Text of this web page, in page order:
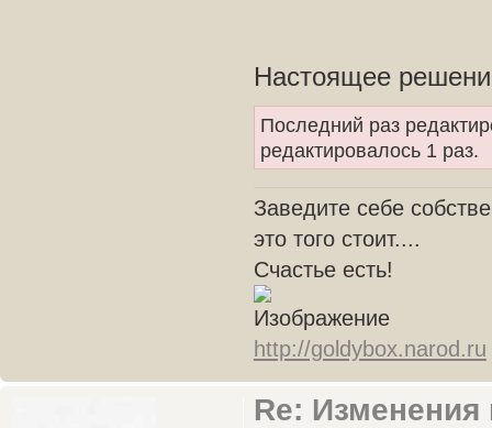
Настоящее
Последний раз
редактировалось 1 раз.
Заведите себе
это того стоит....
Счастье есть!
http://goldybox.narod.ru
Re: